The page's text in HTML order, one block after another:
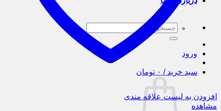
جستجو
برای:
ورود
سبد خرید / ۰ تومان
افزودن به لیست علاقه مندی
مشاهده